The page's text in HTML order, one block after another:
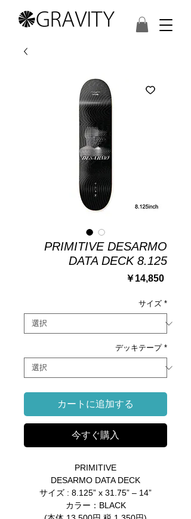
PRIMITIVE DESARMO
DATA DECK 8.125
￥14,850価
サイズ *
デッキテープ *
カートに追加する
今すぐ購入
PRIMITIVE
DESARMO DATA DECK
サイズ : 8.125” x 31.75” – 14”
カラー：BLACK